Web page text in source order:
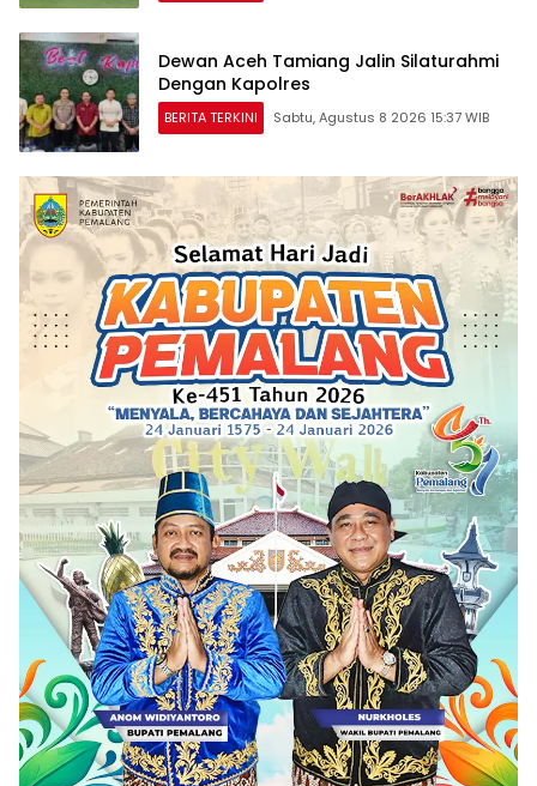
Dewan Aceh Tamiang Jalin Silaturahmi
Dengan Kapolres
BERITA TERKINI Sabtu, Agustus 8 2026 15:37 WIB